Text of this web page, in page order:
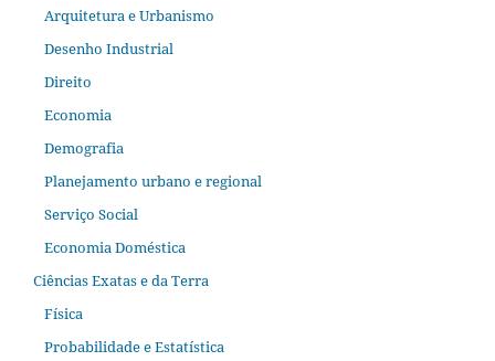
Arquitetura e Urbanismo
Desenho Industrial
Direito
Economia
Demografia
Planejamento urbano e regional
Serviço Social
Economia Doméstica
Ciências Exatas e da Terra
Física
Probabilidade e Estatística